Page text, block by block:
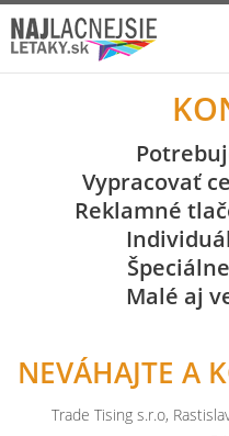
Vypracovať
Reklamné
Malé aj
NEVÁHAJTE A
Trade Tising s.r.o,